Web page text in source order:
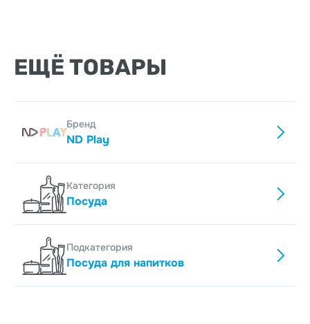
ЕЩЁ ТОВАРЫ
Бренд
ND Play
Категория
Посуда
Подкатегория
Посуда для напитков